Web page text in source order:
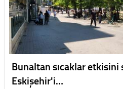
Bunaltan sıcaklar
Eskişehir'i…